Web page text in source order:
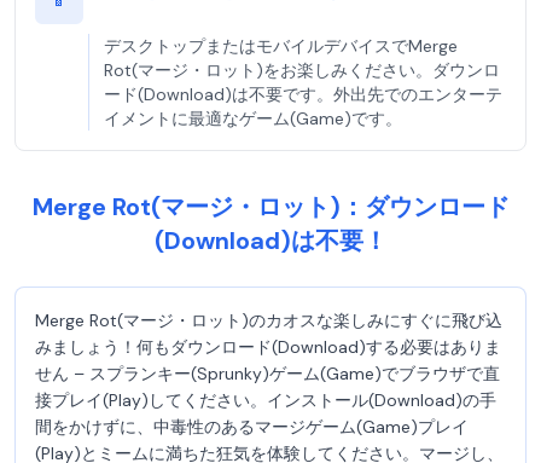
デスクトップまたはモバイルデバイスでMerge
Rot(マージ・ロット)をお楽しみください。ダウンロ
ード(Download)は不要です。外出先でのエンターテ
イメントに最適なゲーム(Game)です。
Merge Rot(マージ・ロット)：ダウンロード
(Download)は不要！
Merge Rot(マージ・ロット)のカオスな楽しみにすぐに飛び込
みましょう！何もダウンロード(Download)する必要はありま
せん – スプランキー(Sprunky)ゲーム(Game)でブラウザで直
接プレイ(Play)してください。インストール(Download)の手
間をかけずに、中毒性のあるマージゲーム(Game)プレイ
(Play)とミームに満ちた狂気を体験してください。マージし、